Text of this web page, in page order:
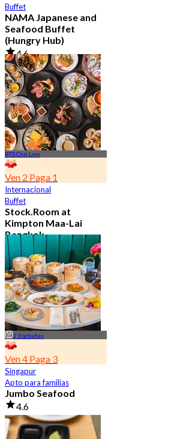
Buffet
NAMA Japanese and
Seafood Buffet
(Hungry Hub)
4.6
30K Reservado
Desde฿ 1,399.5
BTS Chit Lom
Ven 2 Paga 1
Internacional
Buffet
Stock.Room at
Kimpton Maa-Lai
Bangkok
4.6
25.3K Reservado
Desde฿ 442.5
2 Enchufes
Ven 4 Paga 3
Singapur
Apto para familias
Jumbo Seafood
4.6
23.3K Reservado
Desde฿ 525